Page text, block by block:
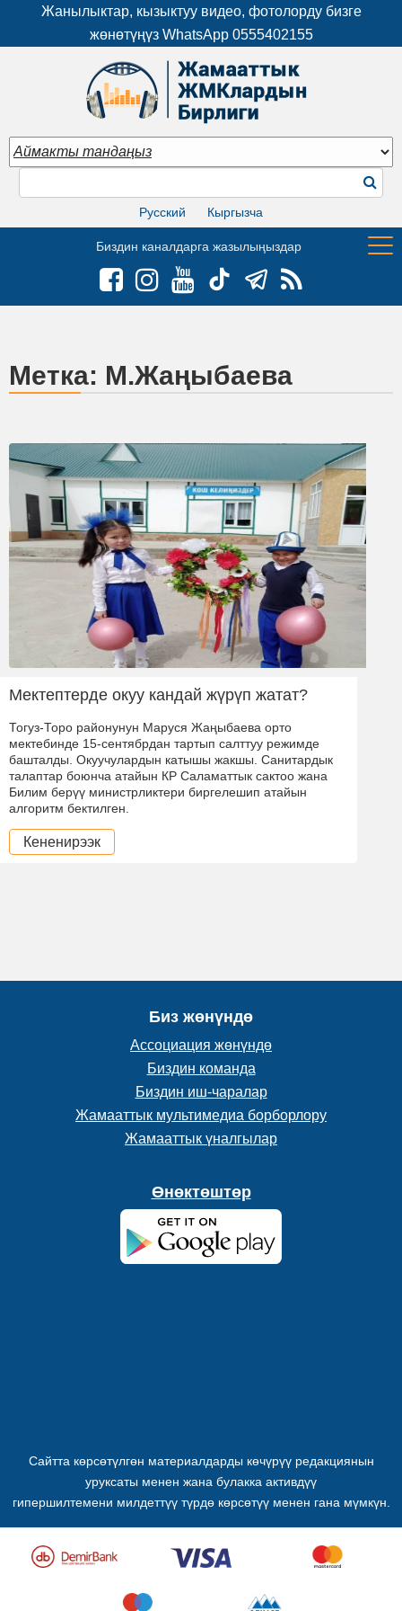
Жанылыктар, кызыктуу видео, фотолорду бизге
жөнөтүңүз WhatsApp 0555402155
Русский Кыргызча
Биздин каналдарга жазылыңыздар
Метка: М.Жаңыбаева
Мектептерде окуу кандай жүрүп жатат?
Тогуз-Торо районунун Маруся Жаңыбаева орто
мектебинде 15-сентябрдан тартып салттуу режимде
башталды. Окуучулардын катышы жакшы. Санитардык
талаптар боюнча атайын КР Саламаттык сактоо жана
Билим берүү министрликтери биргелешип атайын
алгоритм бектилген.
Кененирээк
Биз жөнүндө
Ассоциация жөнүндө
Биздин команда
Биздин иш-чаралар
Жамааттык мультимедиа борборлору
Жамааттык үналгылар
Өнөктөштөр
Сайтта көрсөтүлгөн материалдарды көчүрүү редакциянын
уруксаты менен жана булакка активдүү
гипершилтемени милдеттүү түрдө көрсөтүү менен гана мүмкүн.